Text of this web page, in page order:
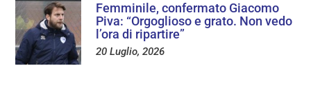
Femminile, confermato Giacomo
Piva: “Orgoglioso e grato. Non vedo
l’ora di ripartire”
20 Luglio, 2026